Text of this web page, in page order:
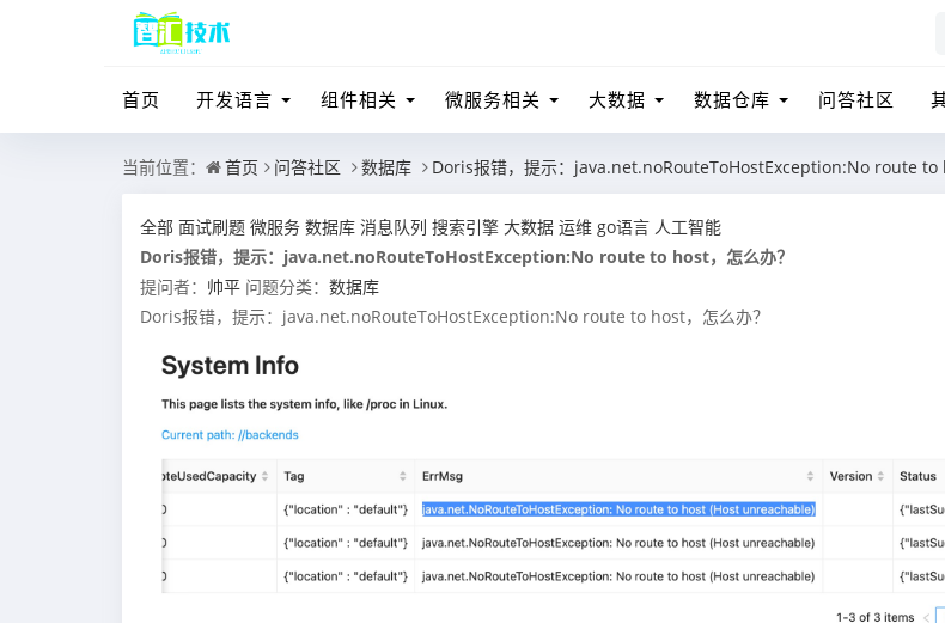
首页 开发语言 组件相关 微服务相关 大数据 数据仓库 问答社区
当前位置： 首页 问答社区 数据库 Doris报错，提示：java.net.noRouteToHostException:No route to
全部 面试刷题 微服务 数据库 消息队列 搜索引擎 大数据 运维 go语言 人工智能
Doris报错，提示：java.net.noRouteToHostException:No route to host，怎么办？
提问者： 帅平 问题分类： 数据库
Doris报错，提示：java.net.noRouteToHostException:No route to host，怎么办？